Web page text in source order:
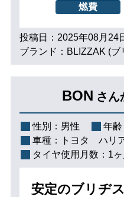
燃費
投稿日：2025年08月24
ブランド：BLIZZAK (ブ
BON さん
性別： 男性 年齢
車種：
トヨタ ハリ
タイヤ使用月数： 1ヶ
安定のブリヂ